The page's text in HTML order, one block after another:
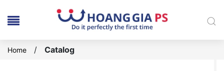
Home / Catalog